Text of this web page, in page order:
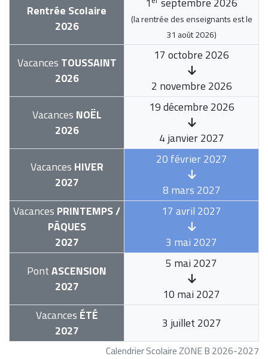
Calendrier Scolaire ZONE B 2026-2027
Rentrée Scolaire
2026
(la rentrée des enseignants est le
31 août 2026)
Vacances TOUSSAINT
2026
17 octobre 2026
2 novembre 2026
Vacances NOËL
2026
19 décembre 2026
4 janvier 2027
Vacances HIVER
2027
20 février 2027
8 mars 2027
Vacances PRINTEMPS /
PÂQUES
2027
17 avril 2027
3 mai 2027
PontASCENSION
2027
5 mai 2027
10 mai 2027
Vacances ÉTÉ
2027
3 juillet 2027